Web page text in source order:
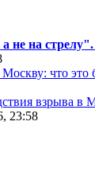
не на
Москву: что это
взрыва в
23:58